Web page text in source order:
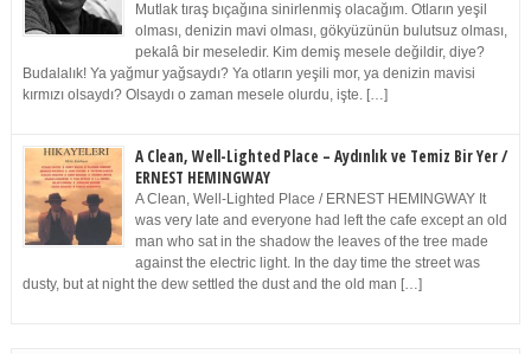
Mutlak tıraş bıçağına sinirlenmiş olacağım. Otların yeşil
olması, denizin mavi olması, gökyüzünün bulutsuz olması,
pekalâ bir meseledir. Kim demiş mesele değildir, diye?
Budalalık! Ya yağmur yağsaydı? Ya otların yeşili mor, ya denizin mavisi
kırmızı olsaydı? Olsaydı o zaman mesele olurdu, işte. […]
A Clean, Well-Lighted Place – Aydınlık ve Temiz Bir Yer /
ERNEST HEMINGWAY
A Clean, Well-Lighted Place / ERNEST HEMINGWAY It
was very late and everyone had left the cafe except an old
man who sat in the shadow the leaves of the tree made
against the electric light. In the day time the street was
dusty, but at night the dew settled the dust and the old man […]